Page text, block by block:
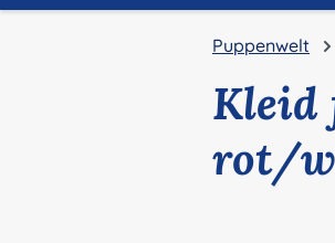
Puppenwelt
Kleid
rot/